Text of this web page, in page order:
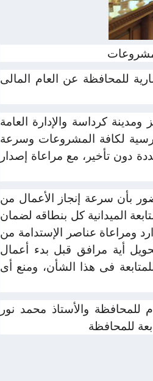
للمحافظة عن العام المالى
كرداسة والإدارة العامة
لكافة المشروعات وسرعة
دون تأخير، مع مراعاة إصدار
بأن سرعة إنجاز الأعمال من
الميدانية كل بنطاقه لضمان
ومراعاة عناصر الإستدامة من
أية مرافق قبل بدء أعمال
فى هذا الشأن، ومنع أى
للمحافظة والأستاذ محمد نور
للمحافظة